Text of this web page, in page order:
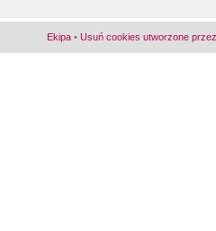
Ekipa • Usuń cookies utworzone